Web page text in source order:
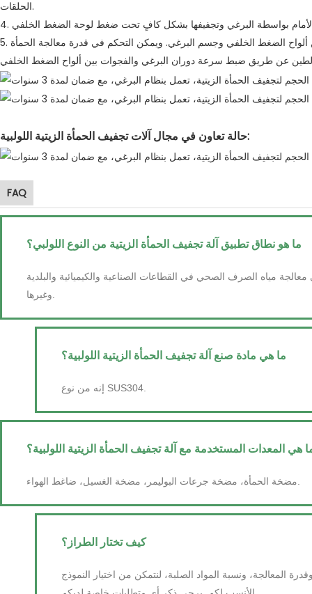
الحلقات.
5. يتم تفريغ كعكة الطين المجففة من الفجوات بين ألواح الضغط الخلفي وجسم البرغي. ويمكن التحكم في قدرة معالجة الحمأة
حالة تعاون في مجال آلات تجفيف الحمأة الزيتية اللولبية:
FAQ
ما هو نطاق تطبيق آلة تجفيف الحمأة الزيتية من النوع اللولبي؟
مياه الصرف الصحي في القطاعات الصناعية والكيميائية والبلدية
ما هي مادة صنع آلة تجفيف الحمأة الزيتية اللولبية؟
إنه من نوع SUS304.
هي المعدات المستخدمة مع آلة تجفيف الحمأة الزيتية اللولبية؟
كيف تختار الطراز؟
المعالجة، ونسبة المواد الصلبة، لنتمكن من اختيار النموذج